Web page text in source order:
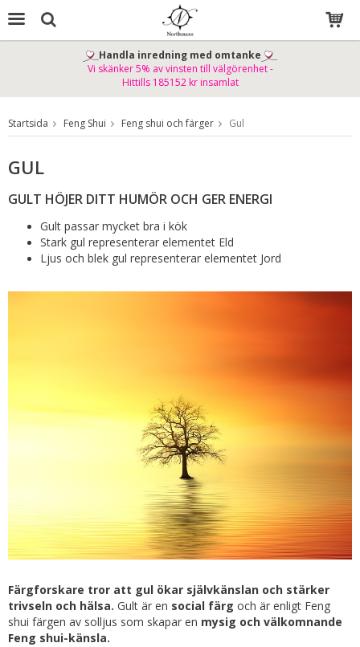
Produkten har blivit tillagd i varukorgen
Handla inredning med omtanke
Vi skänker 5% av vinsten till välgörenhet -
Hittills 185152 kr insamlat
Startsida Feng Shui Feng shui och färger Gul
GUL
GULT HÖJER DITT HUMÖR OCH GER ENERGI
Gult passar mycket bra i kök
Stark gul representerar elementet Eld
Ljus och blek gul representerar elementet Jord
Färgforskare tror att gul ökar självkänslan och stärker
trivseln och hälsa. Gult är en social färg och är enligt Feng
shui färgen av solljus som skapar en mysig och välkomnande
Feng shui-känsla.